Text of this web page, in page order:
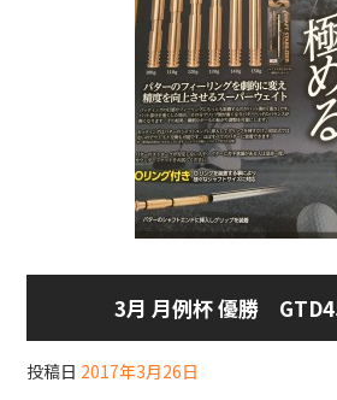
3月 月例杯 優勝
投稿日 2017年3月26日